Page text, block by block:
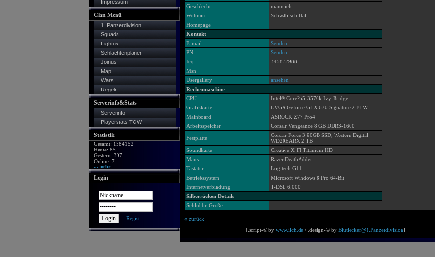
Impressum
Clan Menü
1. Panzerdivision
Squads
Fightus
Schlachtenplaner
Joinus
Map
Wars
Regeln
Serverinfo&Stats
Serverinfo
Playerstats TOW
Statistik
Gesamt: 1584152
Heute: 85
Gestern: 307
Online: 7
... mehr
Login
Regist
Geschlecht
männlich
Wohnort
Schwäbisch Hall
Homepage
Kontakt
E-mail
Senden
PN
Senden
Icq
345872988
Msn
Usergallery
ansehen
Rechenmaschine
CPU
Intel® Core? i5-3570k Ivy-Bridge
Grafikkarte
EVGA Geforce GTX 670 Signature 2 FTW
Mainboard
ASROCK Z77 Pro4
Arbeitsspeicher
Corsair Vengeance 8 GB DDR3-1600
Festplatte
Corsair Force 3 90GB SSD, Western Digital
WD20EARX 2 TB
Soundkarte
Creative X-FI Titanium HD
Maus
Razer DeathAdder
Tastatur
Logitech G11
Betriebssystem
Microsoft Windows 8 Pro 64-Bit
Internetverbindung
T-DSL 6.000
Silberrücken-Details
Schlübbr-Größe
« zurück
[.script-© by www.ilch.de/ .design-© by Blutlecker@1.Panzerdivision]